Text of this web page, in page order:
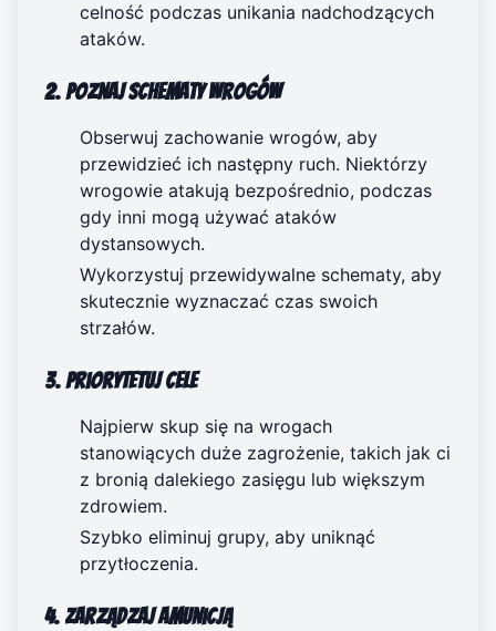
celność podczas unikania nadchodzących
ataków.
2. Poznaj schematy wrogów
Obserwuj zachowanie wrogów, aby
przewidzieć ich następny ruch. Niektórzy
wrogowie atakują bezpośrednio, podczas
gdy inni mogą używać ataków
dystansowych.
Wykorzystuj przewidywalne schematy, aby
skutecznie wyznaczać czas swoich
strzałów.
3. Priorytetuj cele
Najpierw skup się na wrogach
stanowiących duże zagrożenie, takich jak ci
z bronią dalekiego zasięgu lub większym
zdrowiem.
Szybko eliminuj grupy, aby uniknąć
przytłoczenia.
4. Zarządzaj amunicją